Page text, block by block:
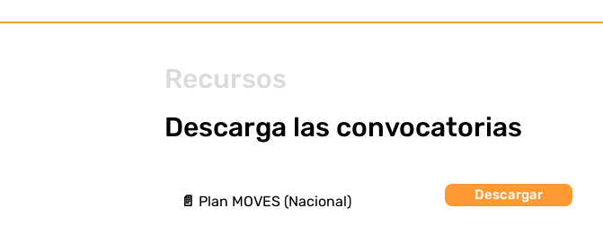
Recursos
Descarga las convocatorias
📄 Plan MOVES (Nacional) Descargar